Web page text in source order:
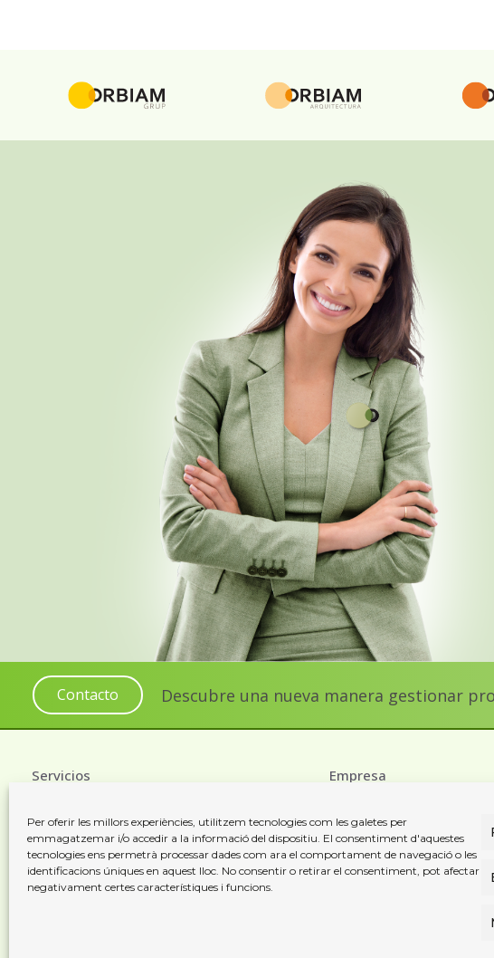
Per oferir les millors experiències, utilitzem tecnologies com les galetes per
emmagatzemar i/o accedir a la informació del dispositiu. El consentiment d'aquestes
tecnologies ens permetrà processar dades com ara el comportament de navegació o les
identificacions úniques en aquest lloc. No consentir o retirar el consentiment, pot afectar
negativament certes característiques i funcions.
Contacto Descubre una nueva manera gestionar
Servicios
Serveis Jurídics
Serveis Administratius
Serveis Immobiliaris
Empresa
Els nostres valors
Notícies